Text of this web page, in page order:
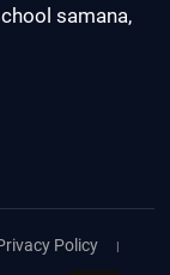
samana,
Policy